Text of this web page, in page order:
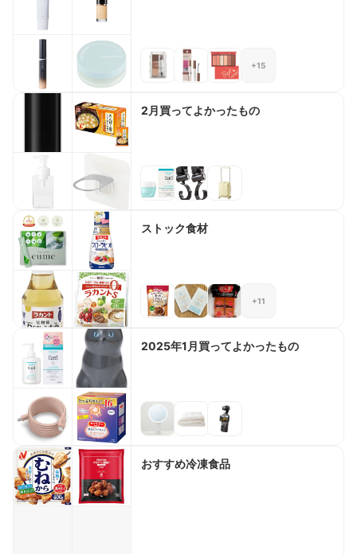
+15
2月買ってよかったもの
ストック食材
+11
2025年1月買ってよかったもの
おすすめ冷凍食品